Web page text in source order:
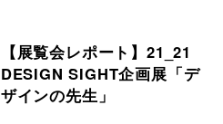
【展覧会レポート】21_21
DESIGN SIGHT企画展「デ
ザインの先生」